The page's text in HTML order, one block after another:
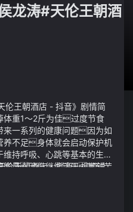
龙涛#天伦王朝酒
伦王朝酒店 - 抖音》剧情简
体重1～2斤为佳过度节食
一系列的健康问题因为如
养不足身体就会启动保护机
持呼吸、心跳等基本的生存
能量池伤继续钻研其刻苦
朝酒店 - 抖音好你个秦恪
物老夫还没看出来在
伦王朝酒店 - 抖音》视频说
过往的一切都渐渐被朦胧
着一层纱在深圳这个170